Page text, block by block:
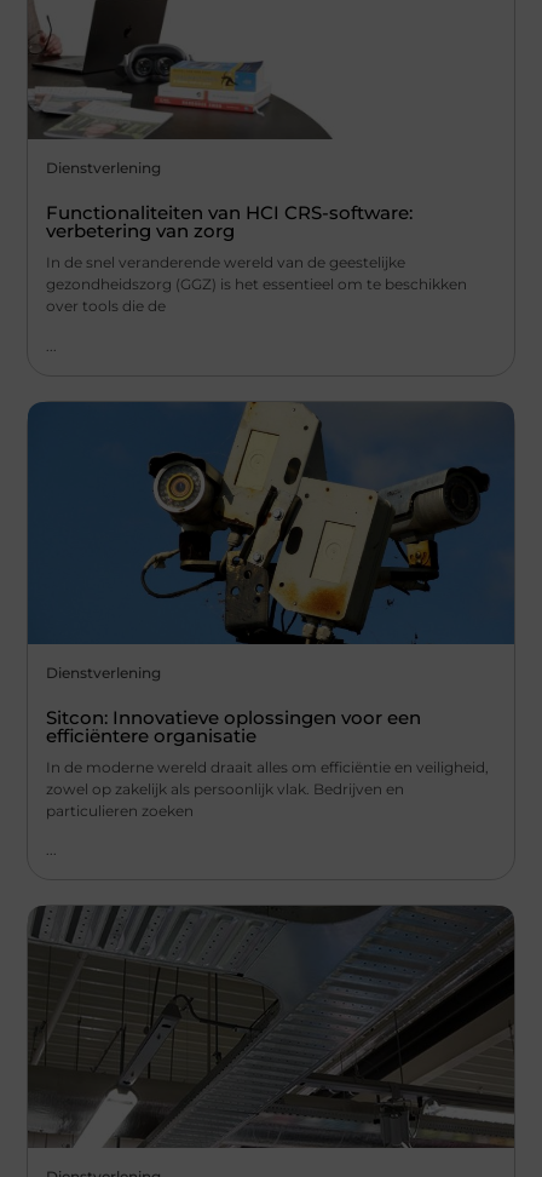
Dienstverlening
Functionaliteiten van HCI CRS-software:
verbetering van zorg
In de snel veranderende wereld van de geestelijke
gezondheidszorg (GGZ) is het essentieel om te beschikken
over tools die de
Dienstverlening
Sitcon: Innovatieve oplossingen voor een
efficiëntere organisatie
In de moderne wereld draait alles om efficiëntie en veiligheid,
zowel op zakelijk als persoonlijk vlak. Bedrijven en
particulieren zoeken
...